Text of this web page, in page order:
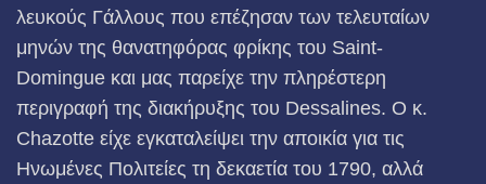
λευκούς Γάλλους που επέζησαν των τελευταίων
μηνών της θανατηφόρας φρίκης του Saint-
Domingue και μας παρείχε την πληρέστερη
περιγραφή της διακήρυξης του Dessalines. Ο κ.
Chazotte είχε εγκαταλείψει την αποικία για τις
Ηνωμένες Πολιτείες τη δεκαετία του 1790, αλλά